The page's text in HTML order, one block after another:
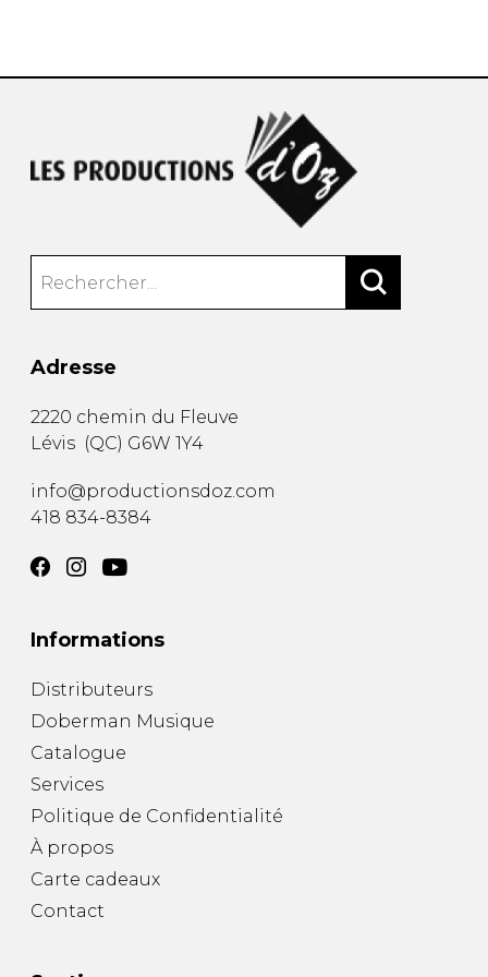
Adresse
2220 chemin du Fleuve
Lévis (QC) G6W 1Y4
info@productionsdoz.com
418 834-8384
Informations
Distributeurs
Doberman Musique
Catalogue
Services
Politique de Confidentialité
À propos
Carte cadeaux
Contact